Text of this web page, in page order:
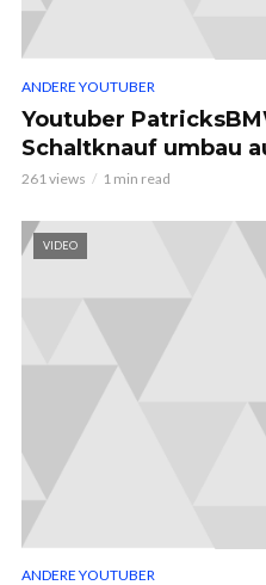
ANDERE YOUTUBER
Youtuber
Schaltknauf umbau
261 views 1 min read
VIDEO
ANDERE YOUTUBER